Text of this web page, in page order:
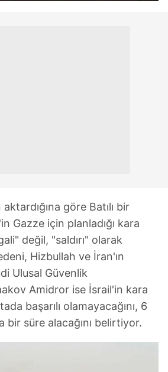
göre Batılı bir
Gazze için planladığı kara
değil, "saldırı" olarak
Hizbullah ve İran'ın
Ulusal Güvenlik
Amidror ise İsrail'in kara
başarılı olamayacağını, 6
bir süre alacağını belirtiyor.